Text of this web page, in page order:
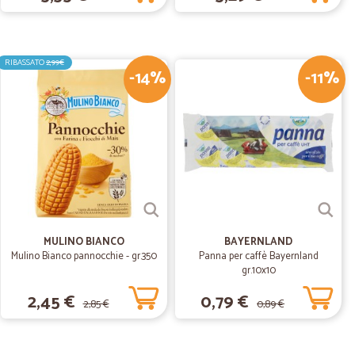
di prodotti
-14%
RIBASSATO2,99€
MULINO BIANCO
Mulino Bianco pannocchie - gr.350
2,45 € 2,85 €
-11%
BAYERNLAND
Panna per caffè Bayernland
gr.10x10
0,79 € 0,89 €